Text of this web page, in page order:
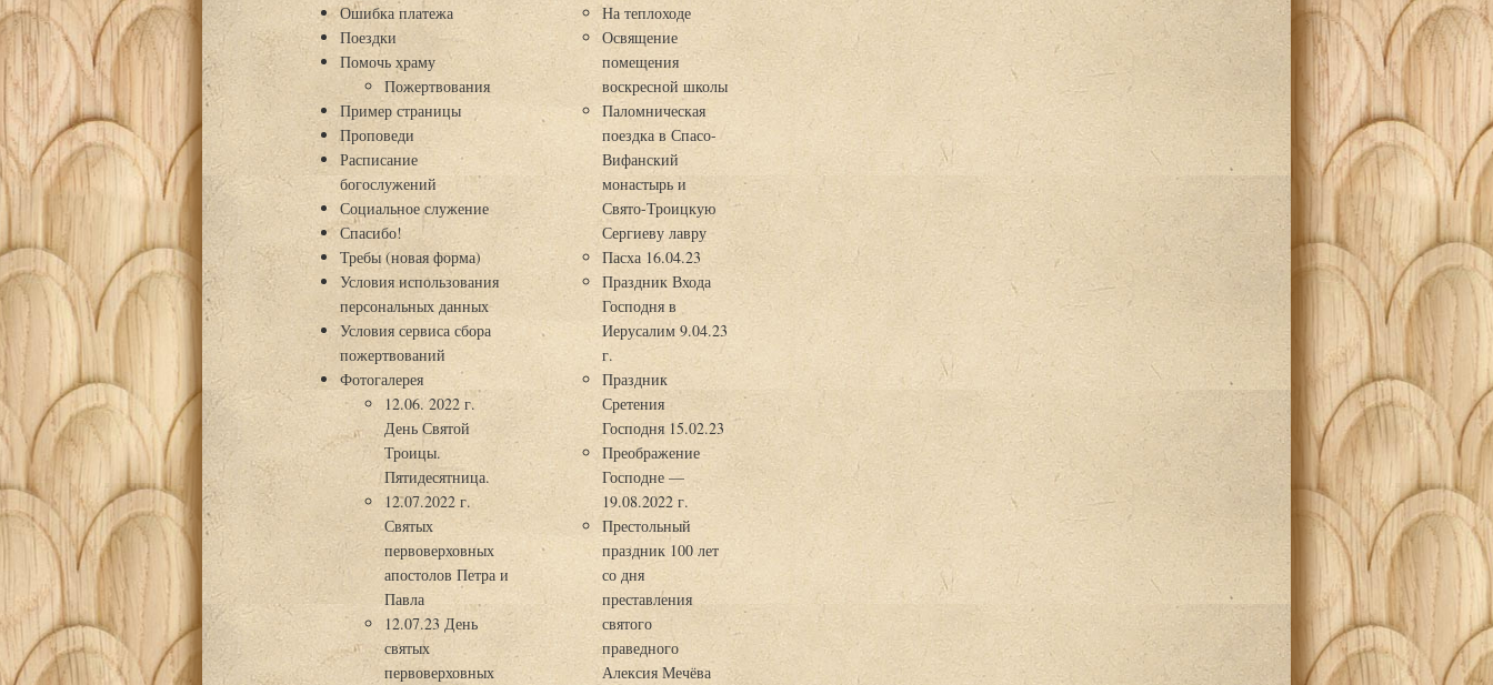
Ошибка платежа
Поездки
Помочь храму
Пожертвования
Пример страницы
Проповеди
Расписание
богослужений
Социальное служение
Спасибо!
Требы (новая форма)
Условия использования
персональных данных
Условия сервиса сбора
пожертвований
Фотогалерея
12.06. 2022 г.
День Святой
Троицы.
Пятидесятница.
12.07.2022 г.
Святых
первоверховных
апостолов Петра и
Павла
12.07.23 День
святых
первоверховных
На теплоходе
Освящение
помещения
воскресной школы
Паломническая
поездка в Спасо-
Вифанский
монастырь и
Свято-Троицкую
Сергиеву лавру
Пасха 16.04.23
Праздник Входа
Господня в
Иерусалим 9.04.23
г.
Праздник
Сретения
Господня 15.02.23
Преображение
Господне —
19.08.2022 г.
Престольный
праздник 100 лет
со дня
преставления
святого
праведного
Алексия Мечёва